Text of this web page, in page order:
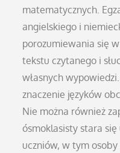
matematycznych.
angielskiego i
porozumiewania się
tekstu czytanego i
własnych
znaczenie języków
Nie można również
ósmoklasisty stara
uczniów, w tym